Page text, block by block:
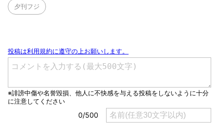
夕刊フジ